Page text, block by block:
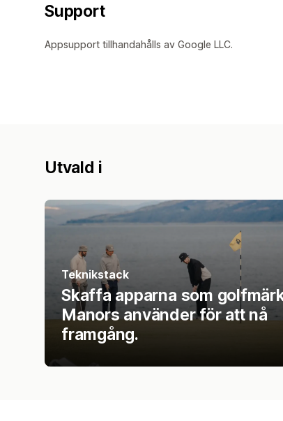
Support
Appsupport tillhandahålls av Google LLC.
Utvald i
Teknikstack
Skaffa apparna som
Manors använder för att nå
framgång.